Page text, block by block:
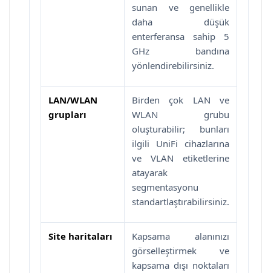
sunan ve genellikle
daha düşük
enterferansa sahip 5
GHz bandına
yönlendirebilirsiniz.
LAN/WLAN
grupları
Birden çok LAN ve
WLAN grubu
oluşturabilir; bunları
ilgili UniFi cihazlarına
ve VLAN etiketlerine
atayarak
segmentasyonu
standartlaştırabilirsiniz.
Site haritaları
Kapsama alanınızı
görselleştirmek ve
kapsama dışı noktaları